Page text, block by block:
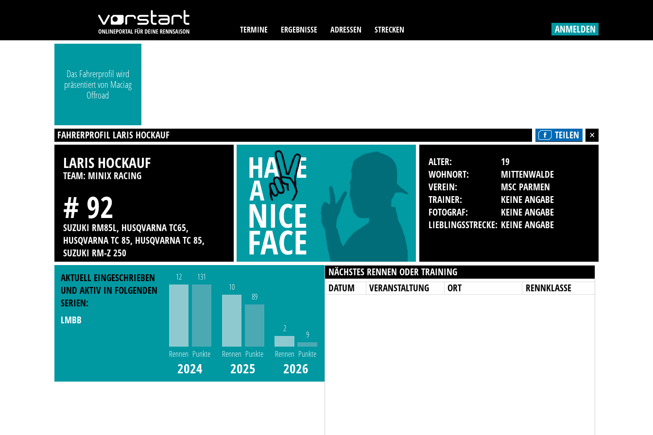
TERMINE ERGEBNISSE ADRESSEN STRECKEN ANMELDEN
Das Fahrerprofil wird
präsentiert von Maciag
Offroad
FAHRERPROFIL LARIS HOCKAUF TEILEN
LARIS HOCKAUF
TEAM: MINIX RACING
# 92
SUZUKI RM85L, HUSQVARNA TC65,
HUSQVARNA TC 85, HUSQVARNA TC 85,
SUZUKI RM-Z 250
ALTER:
19
WOHNORT:
MITTENWALDE
VEREIN:
MSC PARMEN
TRAINER:
KEINE ANGABE
FOTOGRAF:
KEINE ANGABE
LIEBLINGSSTRECKE: KEINE ANGABE
AKTUELL EINGESCHRIEBEN
UND AKTIV IN FOLGENDEN
SERIEN:
LMBB
12
Rennen
131
Punkte
2024
10
Rennen
89
Punkte
2025
2
Rennen
9
Punkte
2026
NÄCHSTES RENNEN ODER TRAINING
DATUM
VERANSTALTUNG ORT RENNKLASSE